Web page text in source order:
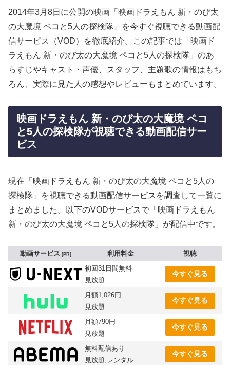
2014年3月8日に公開の映画「映画ドラえもん 新・のび太
の大魔境 ペコと5人の探検隊」を今すぐ視聴できる動画配
信サービス（VOD）を徹底紹介。この記事では「映画ド
ラえもん 新・のび太の大魔境 ペコと5人の探検隊」のあ
らすじやキャスト・声優、スタッフ、主題歌の情報はもち
ろん、実際に見た人の感想やレビューもまとめています。
映画ドラえもん 新・のび太の大魔境 ペコ
と5人の探検隊が視聴できる動画配信サー
ビス
現在「映画ドラえもん 新・のび太の大魔境 ペコと5人の
探検隊」を視聴できる動画配信サービスを調査して一覧に
まとめました。以下のVODサービスで「映画ドラえもん
新・のび太の大魔境 ペコと5人の探検隊」が配信中です。
動画サービス PR 利用料金
視聴
初回31日間無料
見放題
今すぐ見る
月額1,026円
見放題
今すぐ見る
月額790円
見放題
今すぐ見る
無料配信あり
見放題,レンタル
今すぐ見る